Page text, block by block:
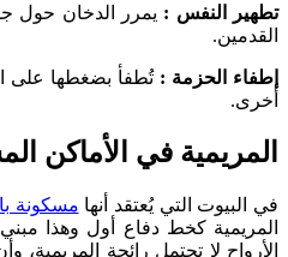
تطهير النفس : يمرر الدخان حول
القدمين.
إطفاء الحزمة :تُطفأ بضغطها على
أخرى.
المريمية في الأماكن
في البيوت التي يُعتقد أنها مسكونة
المريمية كخط دفاع أول وهذا
الأرواح لا تحتمل رائحة المريمية،